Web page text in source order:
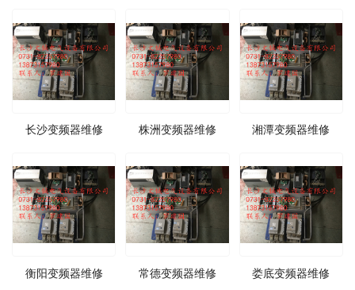
长沙变频器维修 株洲变频器维修 湘潭变频器维修
衡阳变频器维修 常德变频器维修 娄底变频器维修